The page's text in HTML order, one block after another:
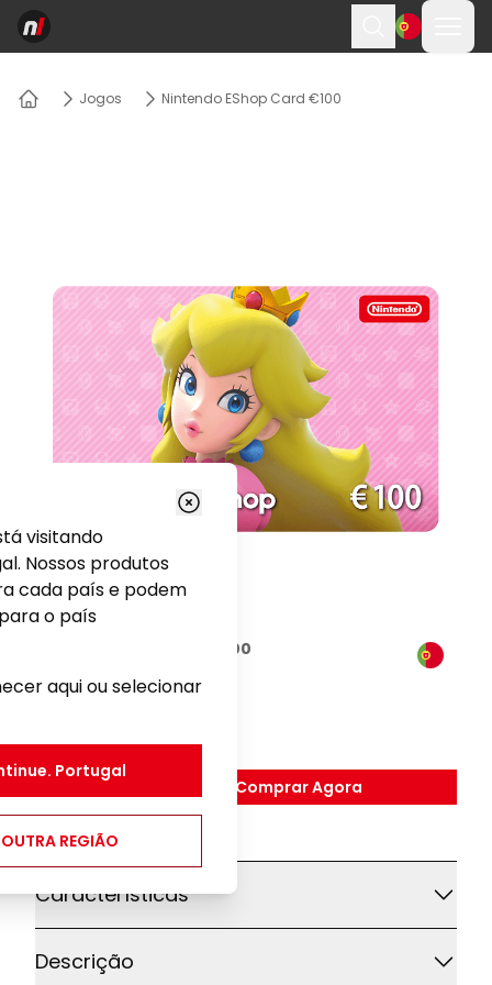
Procurar
Jogos Nintendo EShop Card €100
Nintendo eShop Card €100
Jogos
Comprar Agora
,Nintendo EShop Card
Detalhes adicionais
Características
Descrição
visitando
Nossos produtos
cada país e podem
o país
aqui ou selecionar
Portugal
REGIÃO